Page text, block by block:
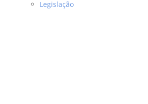
Legislação